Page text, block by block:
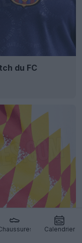
Calendrier
du FC
de l'AS